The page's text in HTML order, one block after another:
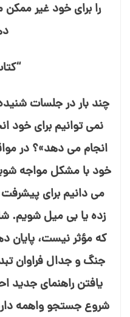
را برای خود غیر ممکن
چند بار در جلسات
نمی⁯ توانیم برای خود
انجام می⁯ دهد»؟ در
خود با مشکل مواجه
می⁯ دانیم برای
زده یا بی⁯ میل شویم.
که مؤثر نیست، پایان
جنگ و جدال فراوان
یافتن راهنمای جدید
شروع جستجو واهمه